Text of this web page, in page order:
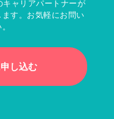
キャリアパートナーが
す。お気軽にお問い
し込む